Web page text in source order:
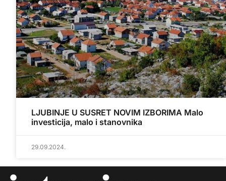
LJUBINJE U SUSRET NOVIM IZBORIMA Malo
investicija, malo i stanovnika
29.09.2024.